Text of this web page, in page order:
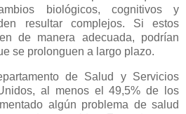
biológicos, cognitivos y
resultar complejos. Si estos
de manera adecuada, podrían
se prolonguen a largo plazo.
de Salud y Servicios
al menos el 49,5% de los
algún problema de salud